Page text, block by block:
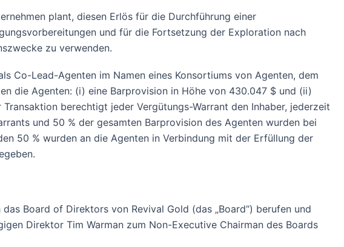
plant, diesen Erlös für die Durchführung einer
und für die Fortsetzung der Exploration nach
zu verwenden.
Co-Lead-Agenten im Namen eines Konsortiums von Agenten, dem
die Agenten: (i) eine Barprovision in Höhe von 430.047 $ und (ii)
berechtigt jeder Vergütungs-Warrant den Inhaber, jederzeit
und 50 % der gesamten Barprovision des Agenten wurden bei
50 % wurden an die Agenten in Verbindung mit der Erfüllung der
Board of Direktors von Revival Gold (das „Board“) berufen und
Direktor Tim Warman zum Non-Executive Chairman des Boards